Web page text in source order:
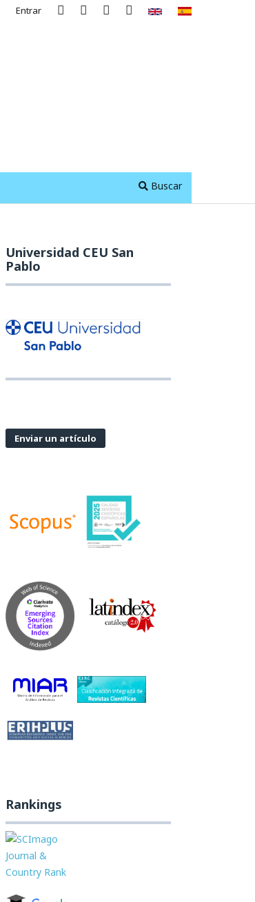
Buscar
Entrar
Universidad CEU San
Pablo
Enviar un artículo
Rankings